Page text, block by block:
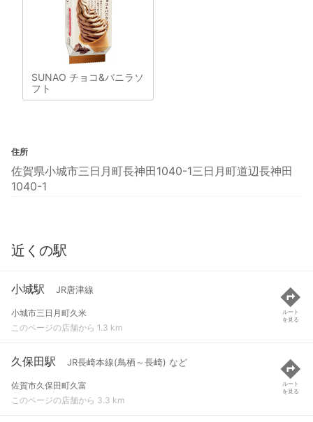
SUNAO チョコ&バニラソ
フト
住所
佐賀県小城市三日月町長神田1040-1三日月町道辺長神田
1040-1
近くの駅
小城駅 JR唐津線
小城市三日月町久米
このページの店舗から 1.3 km
ルート
を見る
久保田駅 JR長崎本線(鳥栖～長崎) など
佐賀市久保田町久富
このページの店舗から 3.3 km
ルート
を見る